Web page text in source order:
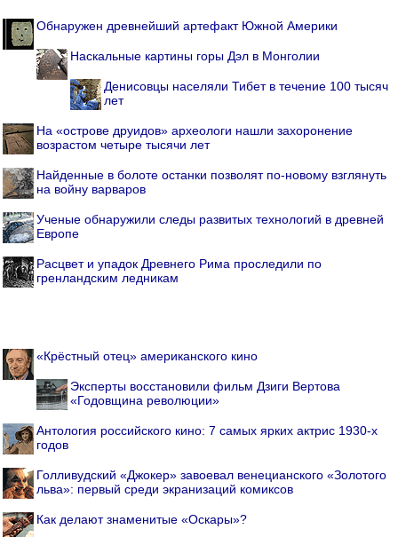
Обнаружен древнейший артефакт Южной Америки
Наскальные картины горы Дэл в Монголии
Денисовцы населяли Тибет в течение 100 тысяч
лет
На «острове друидов» археологи нашли захоронение
возрастом четыре тысячи лет
Найденные в болоте останки позволят по-новому взглянуть
на войну варваров
Ученые обнаружили следы развитых технологий в древней
Европе
Расцвет и упадок Древнего Рима проследили по
гренландским ледникам
«Крёстный отец» американского кино
Эксперты восстановили фильм Дзиги Вертова
«Годовщина революции»
Антология российского кино: 7 самых ярких актрис 1930-х
годов
Голливудский «Джокер» завоевал венецианского «Золотого
льва»: первый среди экранизаций комиксов
Как делают знаменитые «Оскары»?